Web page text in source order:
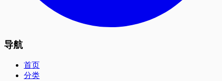
导航
首页
分类